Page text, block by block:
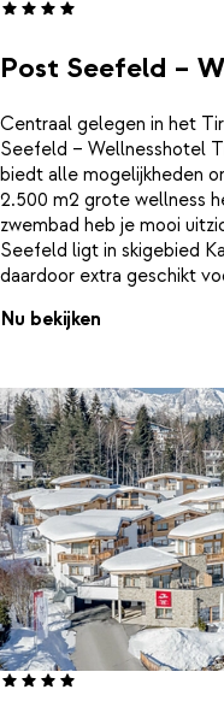
Post Seefeld –
Centraal gelegen in het
Seefeld – Wellnesshotel
biedt alle mogelijkheden
2.500 m2 grote wellness
zwembad heb je mooi
Seefeld ligt in skigebied
daardoor extra geschikt
wintersportvakantie.
Nu bekijken